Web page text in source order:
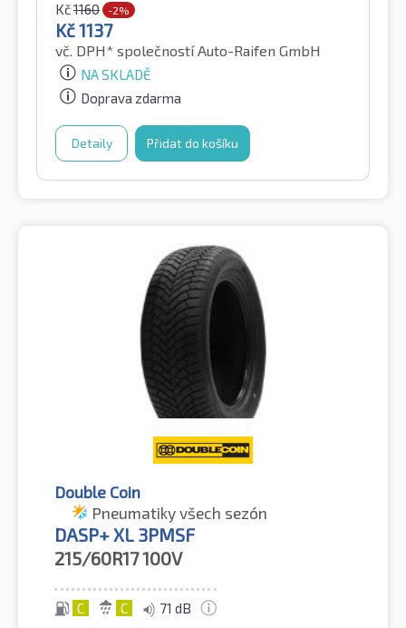
Kč1160 -2%
Kč1137
vč. DPH* společností Auto-Raifen GmbH
NA SKLADĚ
Doprava zdarma
Detaily Přidat do košíku
Double Coin
Pneumatiky všech sezón
DASP+ XL 3PMSF
215/60R17100V
C C 71 dB